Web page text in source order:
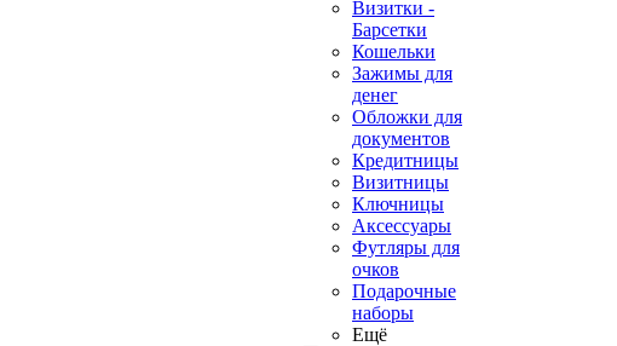
Визитки -
Барсетки
Кошельки
Зажимы для
денег
Обложки для
документов
Кредитницы
Визитницы
Ключницы
Аксессуары
Футляры для
очков
Подарочные
наборы
Ещё